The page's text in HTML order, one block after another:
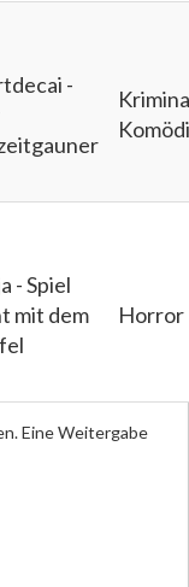
-
- Spiel
mit dem
Horror
Eine Weitergabe